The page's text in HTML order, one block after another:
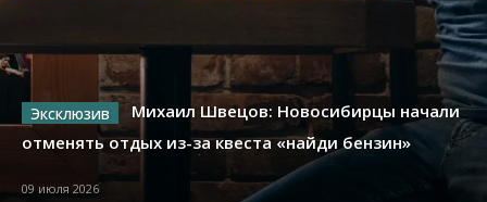
Михаил Швецов: Новосибирцы начали
отменять отдых из-за квеста «найди бензин»
09 июля 2026